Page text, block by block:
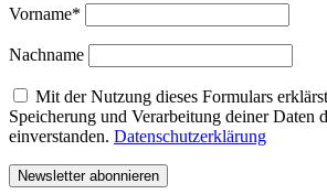
Vorname*
Nachname
Mit der Nutzung dieses Formulars
Speicherung und Verarbeitung deiner Daten
einverstanden. Datenschutzerklärung